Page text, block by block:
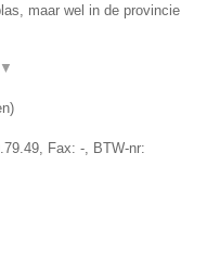
maar wel in de provincie
▼
)
, Fax: - , BTW-nr: